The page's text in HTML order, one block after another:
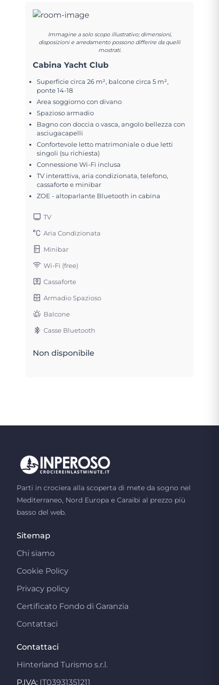
Immagine a solo scopo illustrativo; dimensioni,
disposizioni e arredamento possono differire da quelli
mostrati.
Cabina Yacht Club
Superficie circa 26 m², balcone circa 5 m²,
ponte 14-18
Area soggiorno con divano
Spazioso armadio
Bagno con doccia o vasca, angolo bellezza con
asciugacapelli
Confortevole letto matrimoniale o due letti
singoli (su richiesta)
Connessione Wi-Fi inclusa
TV interattiva, aria condizionata, telefono,
cassaforte e minibar
ZOE - altoparlante Bluetooth in cabina
TV
Aria Condizionata
Minibar
Wi-Fi (free)
Cassaforte
Armadio Spazioso
Balcone
Casse Bluetooth
Non disponibile
Parti in crociera alla scoperta di mete da sogno nel
Mediterraneo, Nord Europa e Caraibi al prezzo più
basso del web.
Sitemap
Chi siamo
Cookie Policy
Privacy policy
Certificato Fondo di Garanzia
Contattaci
Contattaci
Hinterland Turismo s.r.l.
P.IVA: IT03931351211